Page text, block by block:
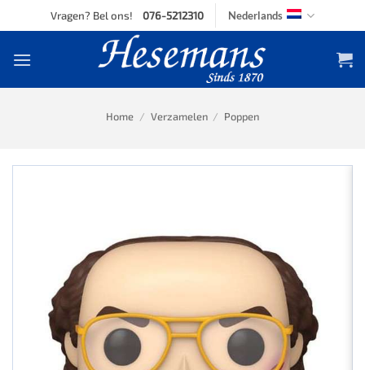
to
Vragen? Bel ons! 076-5212310 Nederlands
Home / Verzamelen / Poppen